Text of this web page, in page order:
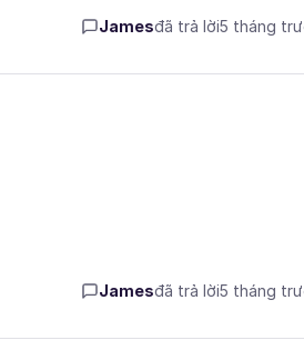
Jamesđã trả lời5 tháng
Jamesđã trả lời5 tháng